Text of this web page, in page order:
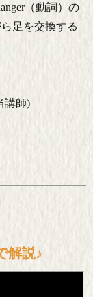
（動詞）の
足を交換する
講師)
解説♪